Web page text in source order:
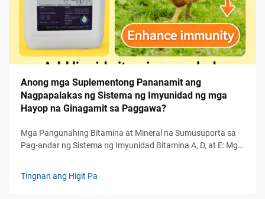
Anong mga Suplementong Pananamit ang
Nagpapalakas ng Sistema ng Imyunidad ng mga
Hayop na Ginagamit sa Paggawa?
Mga Pangunahing Bitamina at Mineral na Sumusuporta sa
Pag-andar ng Sistema ng Imyunidad Bitamina A, D, at E: Mga
mahahalagang papel sa pagreregula ng parehong likas at
Tingnan ang Higit Pa